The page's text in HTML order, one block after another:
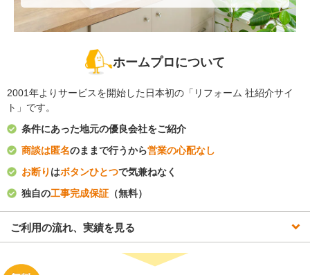
ホームプロについて
2001年よりサービスを開始した日本初の「リフォーム 社紹介サイ
ト」です。
条件にあった地元の優良会社をご紹介
商談は匿名のままで行うから営業の心配なし
お断り はボタンひとつで気兼ねなく
独自の工事完成保証 （無料）
ご利用の流れ、実績を見る